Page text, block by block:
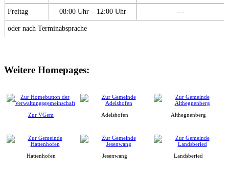
Freitag 08:00 Uhr – 12:00 Uhr ---
oder nach Terminabsprache
Weitere Homepages:
Zur VGem Adelshofen Althegnenberg
Hattenhofen Jesenwang Landsberied